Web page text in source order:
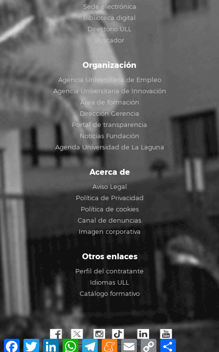
Sede electrónica
Biblioteca digital
Directorio ULL
Buscador
Organización
Agencia Universitaria de Empleo
Agencia Universitaria de Innovación
Área de formación
Dirección Gerencia
Portal de transparencia
Noticias Fundación
Agenda Universidad de La Laguna
Acerca de
Aviso Legal
Política de Privacidad
Política de cookies
Canal de denuncias
Imagen corporativa
Otros enlaces
Perfil del contratante
Idiomas ULL
Catálogo formativo
Facebook
TwitterLinkedInWhatsApp
TelegramMeneame
Email Copy